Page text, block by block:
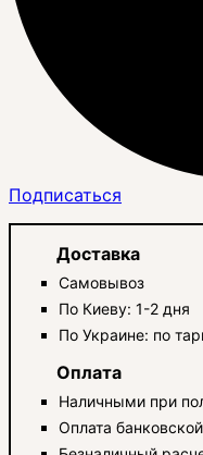
Подписаться
Доставка
Самовывоз
По Киеву: 1-2 дня
По Украине: по
Оплата
Наличными при
Оплата